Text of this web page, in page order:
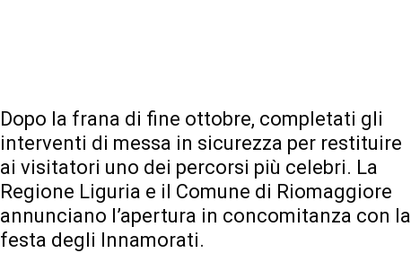
Dopo la frana di fine ottobre, completati gli
interventi di messa in sicurezza per restituire
ai visitatori uno dei percorsi più celebri. La
Regione Liguria e il Comune di Riomaggiore
annunciano l’apertura in concomitanza con la
festa degli Innamorati.